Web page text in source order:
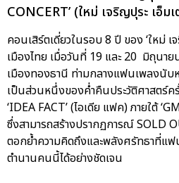
CONCERT’ (ใหม่ เจริญปุระ เอ็ม
คอนเสิร์ตเดี่ยวในรอบ 8 ปี ของ ‘ใหม่
เมืองไทย เมื่อวันที่ 19 และ 20 มิถุนา
เมืองทองธานี ท่ามกลางแฟนเพลงนั
เป็นส่วนหนึ่งของค่ำคืนประวัติศาสตร์
‘IDEA FACT’ (ไอเดีย แฟค) ภายใต้
ซึ่งสามารถสร้างปรากฏการณ์ SOLD
ตอกย้ำความคิดถึงและพลังศรัทธาที่
ตำนานคนนี้ได้อย่างชัดเจน